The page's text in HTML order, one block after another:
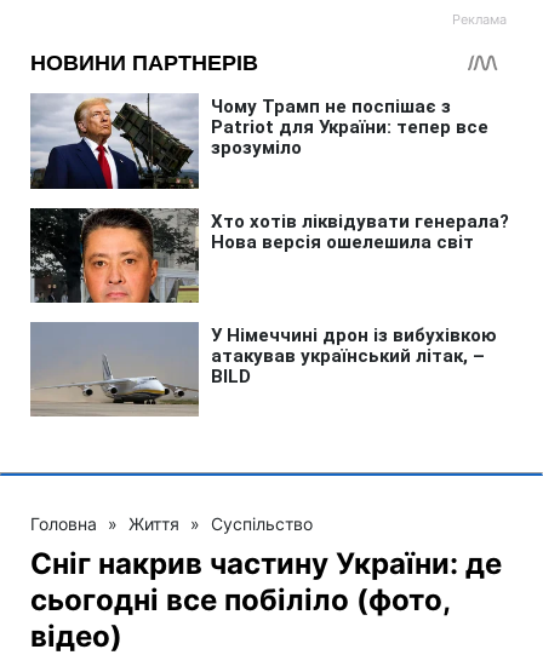
Головна » Життя » Суспільство
Сніг накрив частину України: де
сьогодні все побіліло (фото,
відео)